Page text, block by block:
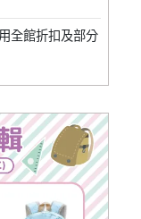
全館折扣及部分